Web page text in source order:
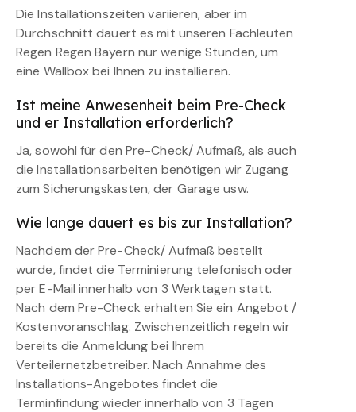
Die Installationszeiten variieren, aber im
Durchschnitt dauert es mit unseren Fachleuten
Regen Regen Bayern nur wenige Stunden, um
eine Wallbox bei Ihnen zu installieren.
Ist meine Anwesenheit beim Pre-Check
und er Installation erforderlich?
Ja, sowohl für den Pre-Check/ Aufmaß, als auch
die Installationsarbeiten benötigen wir Zugang
zum Sicherungskasten, der Garage usw.
Wie lange dauert es bis zur Installation?
Nachdem der Pre-Check/ Aufmaß bestellt
wurde, findet die Terminierung telefonisch oder
per E-Mail innerhalb von 3 Werktagen statt.
Nach dem Pre-Check erhalten Sie ein Angebot /
Kostenvoranschlag. Zwischenzeitlich regeln wir
bereits die Anmeldung bei Ihrem
Verteilernetzbetreiber. Nach Annahme des
Installations-Angebotes findet die
Terminfindung wieder innerhalb von 3 Tagen